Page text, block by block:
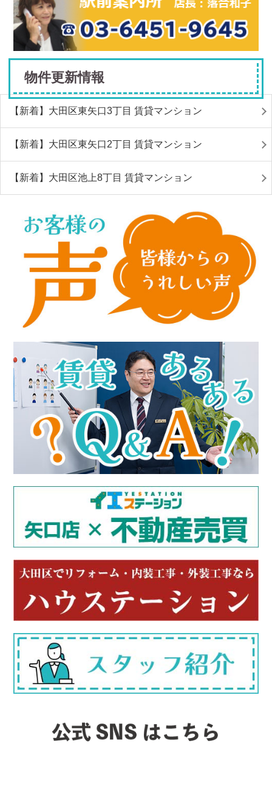
物件更新情報
【新着】大田区東矢口3丁目 賃貸マンション
【新着】大田区東矢口2丁目 賃貸マンション
【新着】大田区池上8丁目 賃貸マンション